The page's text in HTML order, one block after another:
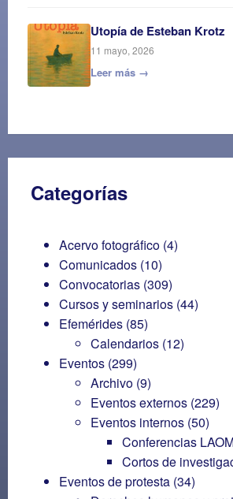
Utopía de Esteban Krotz
11 mayo, 2026
Leer más →
Categorías
Acervo fotográfico (4)
Comunicados (10)
Convocatorias (309)
Cursos y seminarios (44)
Efemérides (85)
Calendarios (12)
Eventos (299)
Archivo (9)
Eventos externos (229)
Eventos internos (50)
Conferencias
Cortos de
Eventos de protesta (34)